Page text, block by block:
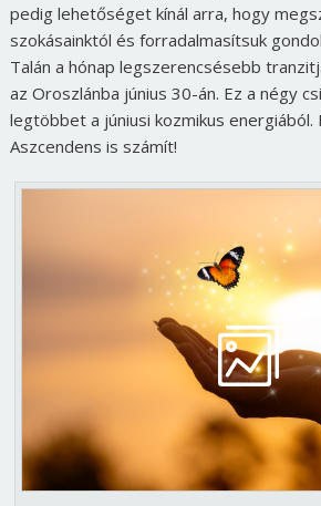
pedig lehetőséget kínál arra, hogy
szokásainktól és forradalmasítsuk
Talán a hónap legszerencsésebb
az Oroszlánba június 30-án. Ez a négy
legtöbbet a júniusi kozmikus energiából.
Aszcendens is számít!